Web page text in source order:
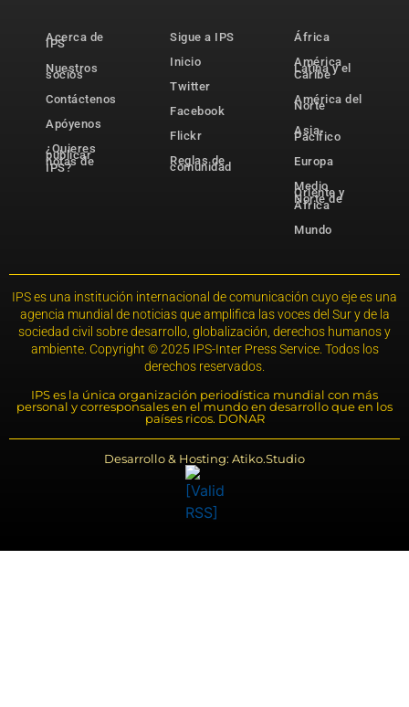
Acerca de
IPS
Nuestros
socios
Contáctenos
Apóyenos
¿Quieres
publicar
notas de
IPS?
Sigue a IPS
Inicio
Twitter
Facebook
Flickr
Reglas de
comunidad
África
América
Latina y el
Caribe
América del
Norte
Asia-
Pacífico
Europa
Medio
Oriente y
Norte de
África
Mundo
IPS es una institución internacional de comunicación cuyo eje es una
agencia mundial de noticias que amplifica las voces del Sur y de la
sociedad civil sobre desarrollo, globalización, derechos humanos y
ambiente. Copyright © 2025 IPS-Inter Press Service. Todos los
derechos reservados.
IPS es la única organización periodística mundial con más
personal y corresponsales en el mundo en desarrollo que en los
países ricos. DONAR
Desarrollo & Hosting: Atiko.Studio